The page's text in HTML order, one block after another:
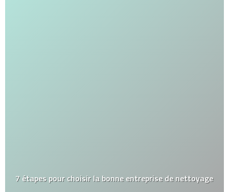
7 étapes pour choisir la bonne entreprise de nettoyage